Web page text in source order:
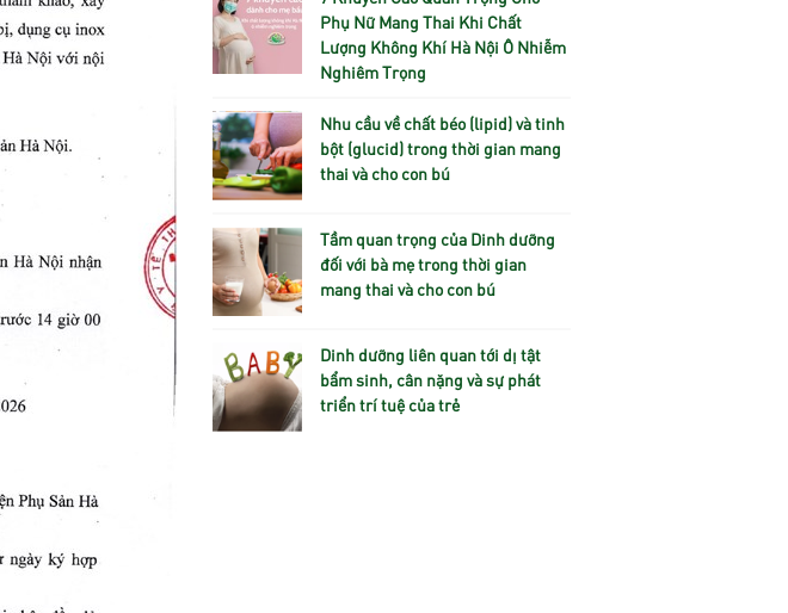
Phụ Nữ Mang Thai Khi Chất
Lượng Không Khí Hà Nội Ô Nhiễm
Nghiêm Trọng
Nhu cầu về chất béo (lipid) và tinh
bột (glucid) trong thời gian mang
thai và cho con bú
Tầm quan trọng của Dinh dưỡng
đối với bà mẹ trong thời gian
mang thai và cho con bú
Dinh dưỡng liên quan tới dị tật
bẩm sinh, cân nặng và sự phát
triển trí tuệ của trẻ